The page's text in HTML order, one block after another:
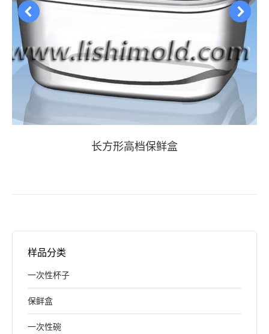
长方形高档保鲜盒
样品分类
一次性杯子
保鲜盒
一次性碗